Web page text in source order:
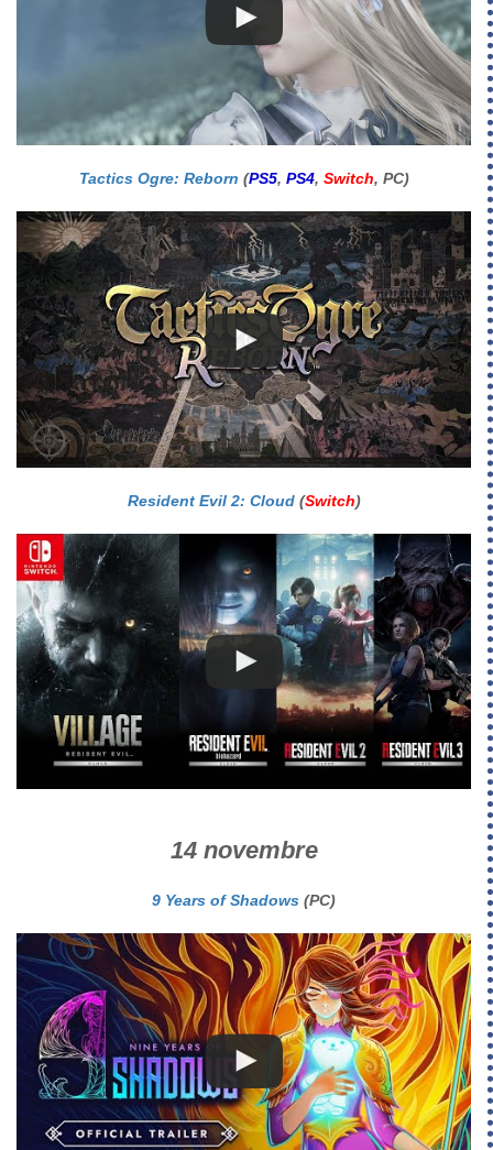
Tactics Ogre: Reborn (PS5, PS4, Switch, PC)
Resident Evil 2: Cloud(Switch)
14 novembre
9 Years of Shadows (PC)